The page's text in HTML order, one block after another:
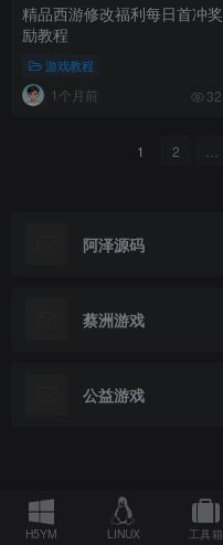
精品西游修改福利每日首冲奖
励教程
游戏教程
1个月前 32
1 2
阿泽源码
蔡洲游戏
公益游戏
H5YM LINUX 工具箱